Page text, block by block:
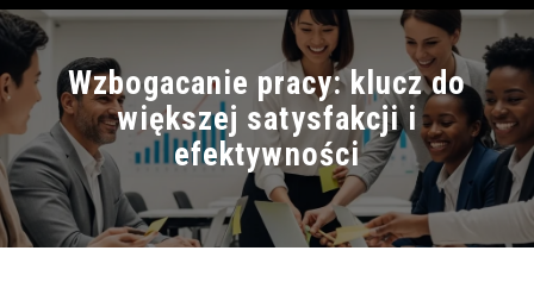
Wzbogacanie pracy: klucz do
większej satysfakcji i
efektywności